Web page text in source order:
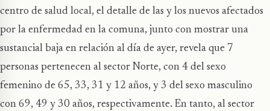
centro de salud local, el detalle de las y los nuevos afectados
por la enfermedad en la comuna, junto con mostrar una
sustancial baja en relación al día de ayer, revela que 7
personas pertenecen al sector Norte, con 4 del sexo
femenino de 65, 33, 31 y 12 años, y 3 del sexo masculino
con 69, 49 y 30 años, respectivamente. En tanto, al sector